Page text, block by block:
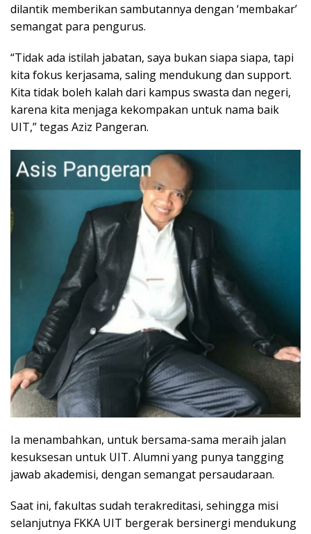
dilantik memberikan sambutannya dengan ‘membakar’
semangat para pengurus.
“Tidak ada istilah jabatan, saya bukan siapa siapa, tapi
kita fokus kerjasama, saling mendukung dan support.
Kita tidak boleh kalah dari kampus swasta dan negeri,
karena kita menjaga kekompakan untuk nama baik
UIT,” tegas Aziz Pangeran.
Ia menambahkan, untuk bersama-sama meraih jalan
kesuksesan untuk UIT. Alumni yang punya tangging
jawab akademisi, dengan semangat persaudaraan.
Saat ini, fakultas sudah terakreditasi, sehingga misi
selanjutnya FKKA UIT bergerak bersinergi mendukung